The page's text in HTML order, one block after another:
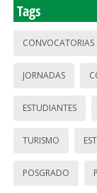
Tags
CONVOCATORIAS
JORNADAS
ESTUDIANTES
TURISMO
POSGRADO